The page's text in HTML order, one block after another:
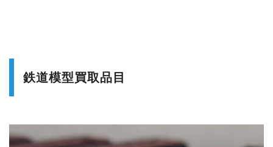
鉄道模型買取品目